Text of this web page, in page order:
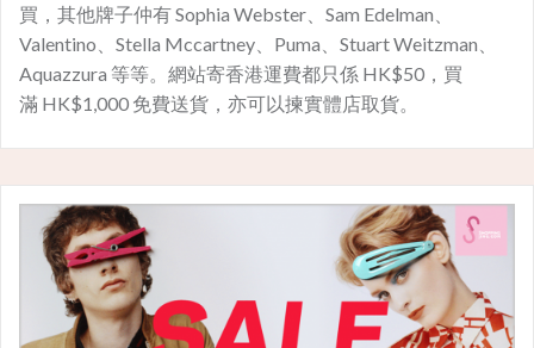
買，其他牌子仲有 Sophia Webster、Sam Edelman、
Valentino、Stella Mccartney、Puma、Stuart Weitzman、
Aquazzura 等等。網站寄香港運費都只係 HK$50，買
滿 HK$1,000 免費送貨，亦可以揀實體店取貨。